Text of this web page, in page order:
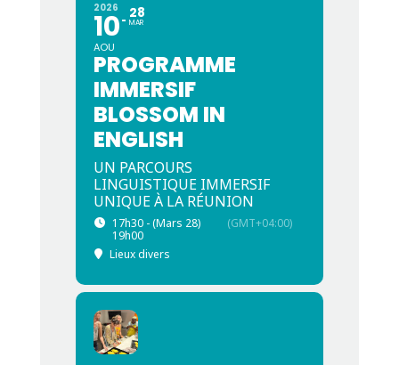
2026
10
AOU
28
MAR
PROGRAMME
IMMERSIF
BLOSSOM IN
ENGLISH
UN PARCOURS
LINGUISTIQUE IMMERSIF
UNIQUE À LA RÉUNION
17h30 - (Mars 28)
19h00
(GMT+04:00)
Lieux divers